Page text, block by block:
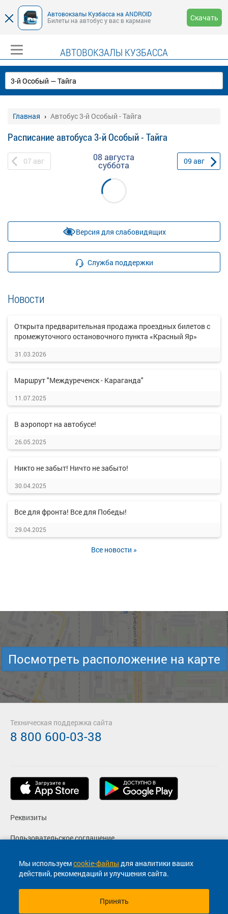
Автовокзалы Кузбасса на ANDROID
Билеты на автобус у вас в кармане
Скачать
АВТОВОКЗАЛЫ КУЗБАССА
Главная Автобус 3-й Особый - Тайга
Расписание автобуса 3-й Особый - Тайга
07 авг 08 августа
суббота 09 авг
Версия для слабовидящих
Служба поддержки
Новости
Открыта предварительная продажа проездных билетов с
промежуточного остановочного пункта «Красный Яр»
31.03.2026
Маршрут "Междуреченск - Караганда"
11.07.2025
В аэропорт на автобусе!
26.05.2025
Никто не забыт! Ничто не забыто!
30.04.2025
Все для фронта! Все для Победы!
29.04.2025
Все новости »
Мы используемcookie-файлы для аналитики ваших
действий, рекомендаций и улучшения сайта.
Принять
Посмотреть расположение на карте
Реквизиты
Пользовательское соглашение
Политика конфиденциальности
Согласие на маркетинговые сообщения
Техническая поддержка сайта
8 800 600-03-38
© 2013-2026, ООО "Капитал"- Онлайн сервис продажи